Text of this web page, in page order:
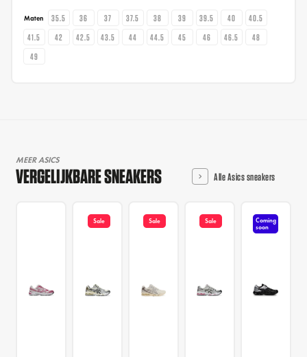
Maten 35.5 36 37 37.5 38 39 39.5 40
40.5
41.5
42 42.5 43.5 44 44.5 45 46 46.5
48
49
MEER ASICS
VERGELIJKBARE SNEAKERS Alle Asics sneakers
Sale Sale Sale
Coming
soon